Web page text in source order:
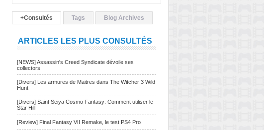
+Consultés Tags Blog Archives
ARTICLES LES PLUS CONSULTÉS
[NEWS] Assassin's Creed Syndicate dévoile ses
collectors
[Divers] Les armures de Maitres dans The Witcher 3 Wild
Hunt
[Divers] Saint Seiya Cosmo Fantasy: Comment utiliser le
Star Hill
[Review] Final Fantasy VII Remake, le test PS4 Pro